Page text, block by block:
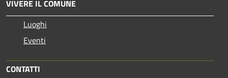
VIVERE IL COMUNE
Luoghi
Eventi
CONTATTI